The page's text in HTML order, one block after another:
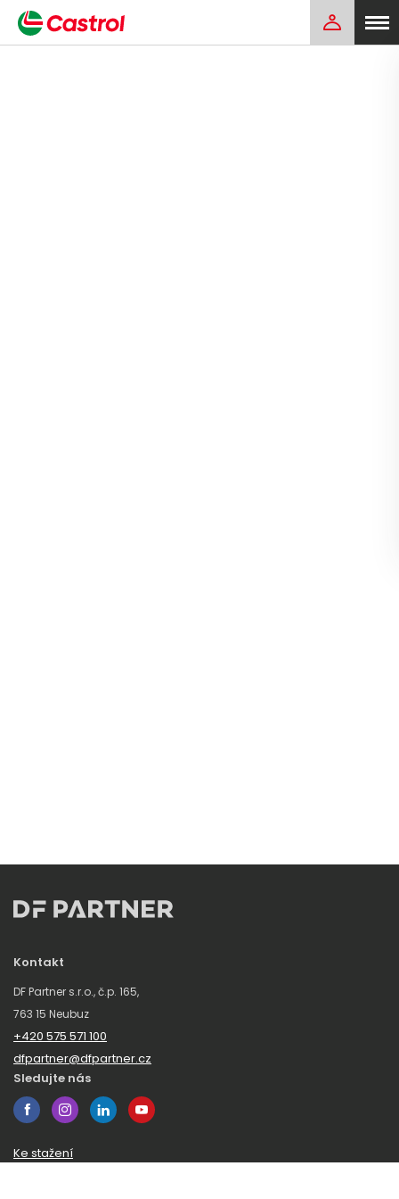
Kontakt
DF Partner s.r.o., č.p. 165,
763 15 Neubuz
+420 575 571 100
dfpartner@dfpartner.cz
Sledujte nás
Ke stažení